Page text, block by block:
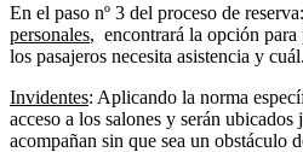
En el paso nº 3 del proceso de reserva:
personales, encontrará la opción
los pasajeros necesita asistencia y cuál.
Invidentes: Aplicando la norma
acceso a los salones y serán ubicados
acompañan sin que sea un obstáculo